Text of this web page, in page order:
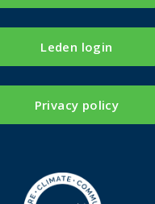
Leden login
Privacy policy